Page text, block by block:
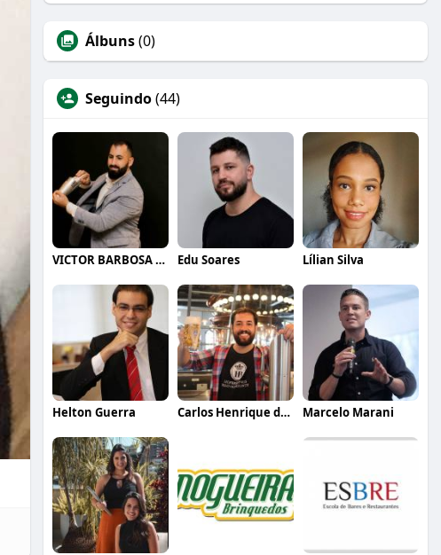
Álbuns(0)
Seguindo(44)
VICTOR BARBOSA QUARANTA Edu Soares Lílian Silva
Helton Guerra Carlos Henrique de Faria Vasconcelos Marcelo Marani